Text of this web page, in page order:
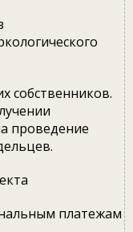
собственников.
проведение
платежам